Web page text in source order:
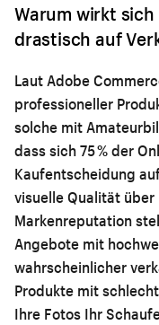
Warum wirkt
drastisch auf
Laut Adobe
professioneller
solche mit
dass sich 75 % der
Kaufentscheidung
visuelle Qualität über
Markenreputation
Angebote mit
wahrscheinlicher
Produkte mit
Ihre Fotos Ihr